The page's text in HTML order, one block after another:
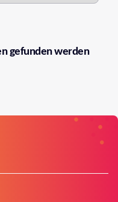
gefunden werden